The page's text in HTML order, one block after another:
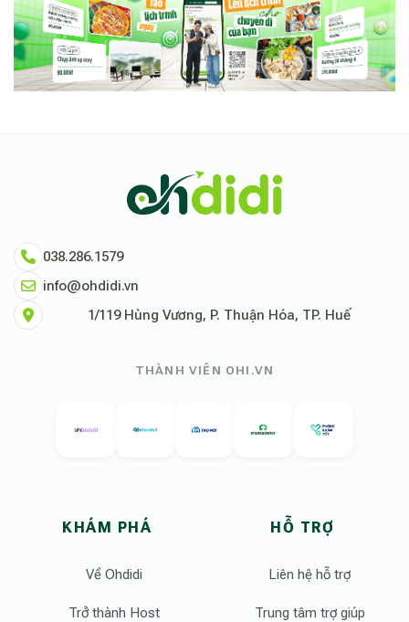
038.286.1579
info@ohdidi.vn
1/119 Hùng Vương, P. Thuận Hóa, TP. Huế
THÀNH VIÊN OHI.VN
KHÁM PHÁ
Về Ohdidi
Trở thành Host
HỖ TRỢ
Liên hệ hỗ trợ
Trung tâm trợ giúp